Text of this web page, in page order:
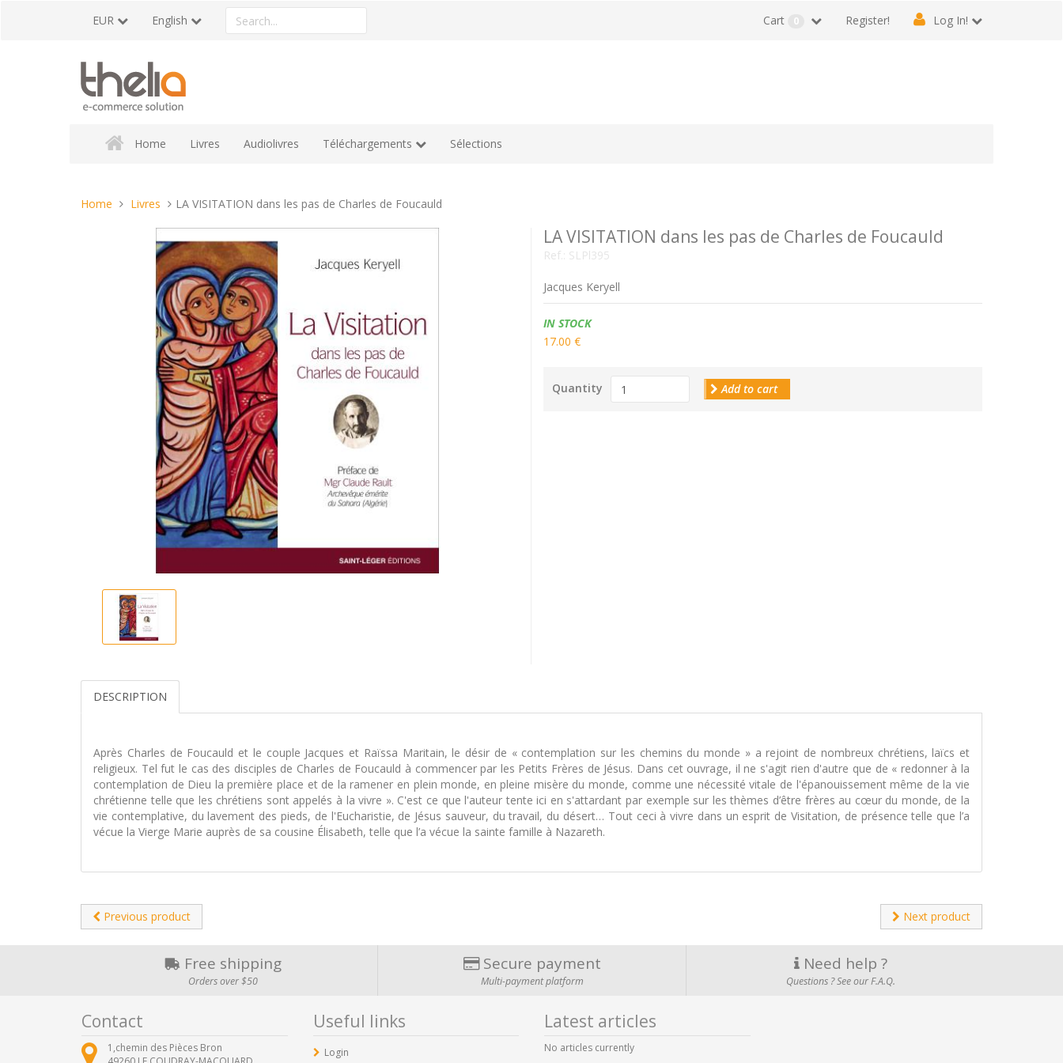
EUR English
Search
a
Register! Log In!
Cart 0
Home Livres Audiolivres Téléchargements Sélections
You
Home Livres LA VISITATION dans les pas de Charles de Foucauld
LA VISITATION dans les pas de Charles de Foucauld
Ref.: SLPl395
Jacques Keryell
Availability:
IN STOCK
17.00 €
Quantity Add to cart
DESCRIPTION
Après Charles de Foucauld et le couple Jacques et Raïssa Maritain, le désir de « contemplation sur les chemins du monde » a rejoint de nombreux chrétiens, laïcs et
religieux. Tel fut le cas des disciples de Charles de Foucauld à commencer par les Petits Frères de Jésus. Dans cet ouvrage, il ne s'agit rien d'autre que de « redonner à la
contemplation de Dieu la première place et de la ramener en plein monde, en pleine misère du monde, comme une nécessité vitale de l'épanouissement même de la vie
chrétienne telle que les chrétiens sont appelés à la vivre ». C'est ce que l'auteur tente ici en s'attardant par exemple sur les thèmes d’être frères au cœur du monde, de la
vie contemplative, du lavement des pieds, de l'Eucharistie, de Jésus sauveur, du travail, du désert… Tout ceci à vivre dans un esprit de Visitation, de présence telle que l’a
vécue la Vierge Marie auprès de sa cousine Élisabeth, telle que l’a vécue la sainte famille à Nazareth.
Previous product Next product
Free shipping
Orders over $50
Secure payment
Multi-payment platform
Need help ?
Questions ? See our F.A.Q.
Contact
1,chemin des Pièces Bron
Useful links
Login
Latest articles
No articles currently